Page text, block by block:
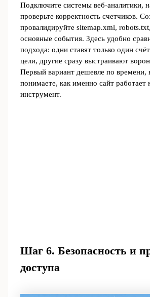
Подключите системы веб-аналитики,
проверьте корректность счетчиков.
провалидируйте sitemap.xml,
основные события. Здесь удобно
подхода: одни ставят только один
цели, другие сразу выстраивают
Первый вариант дешевле по времени,
понимаете, как именно сайт работает
инструмент.
Шаг 6. Безопасность и
доступа